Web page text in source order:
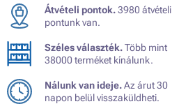
Átvételi pontok.3980 átvételi
pontunk van.
Széles választék.Több mint
38000 terméket kínálunk.
Nálunk van ideje.Az árut 30
napon belül visszaküldheti.